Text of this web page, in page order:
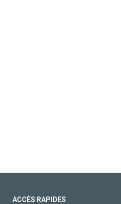
ACCÈS RAPIDES